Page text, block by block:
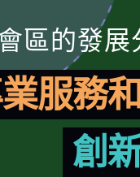
區的發展
服務
創